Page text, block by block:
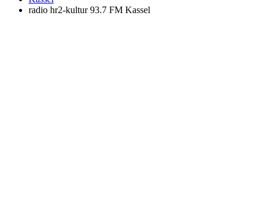
radio hr2-kultur 93.7 FM Kassel